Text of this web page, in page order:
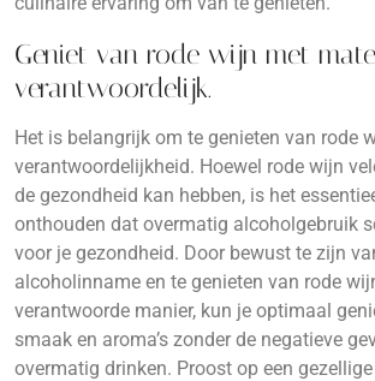
Geniet van rode wijn met
verantwoordelijk.
Het is belangrijk om te genieten van rode
verantwoordelijkheid. Hoewel rode wijn
de gezondheid kan hebben, is het
onthouden dat overmatig alcoholgebruik
voor je gezondheid. Door bewust te zijn
alcoholinname en te genieten van rode
verantwoorde manier, kun je optimaal
smaak en aroma’s zonder de negatieve
overmatig drinken. Proost op een